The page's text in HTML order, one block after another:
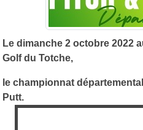
Le dimanche 2 octobre 2022
Golf du Totche,
le championnat
Putt.